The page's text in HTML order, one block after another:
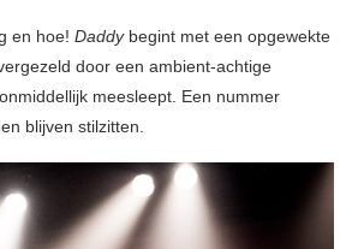
en hoe! Daddybegint met een opgewekte
door een ambient-achtige
meesleept. Een nummer
blijven stilzitten.